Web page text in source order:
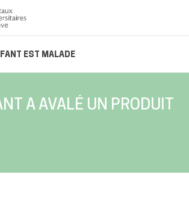
EST MALADE
A AVALÉ UN PRODUIT